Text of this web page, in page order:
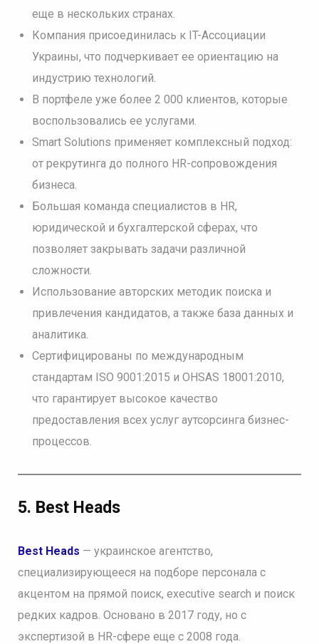
еще в нескольких странах.
Компания присоединилась к IT-Ассоциации
Украины, что подчеркивает ее ориентацию на
индустрию технологий.
В портфеле уже более 2 000 клиентов, которые
воспользовались ее услугами.
Smart Solutions применяет комплексный подход:
от рекрутинга до полного HR-сопровождения
бизнеса.
Большая команда специалистов в HR,
юридической и бухгалтерской сферах, что
позволяет закрывать задачи различной
сложности.
Использование авторских методик поиска и
привлечения кандидатов, а также база данных и
аналитика.
Сертифицированы по международным
стандартам ISO 9001:2015 и OHSAS 18001:2010,
что гарантирует высокое качество
предоставления всех услуг аутсорсинга бизнес-
процессов.
5. Best Heads
Best Heads — украинское агентство,
специализирующееся на подборе персонала с
акцентом на прямой поиск, executive search и поиск
редких кадров. Основано в 2017 году, но с
экспертизой в HR-сфере еще с 2008 года.